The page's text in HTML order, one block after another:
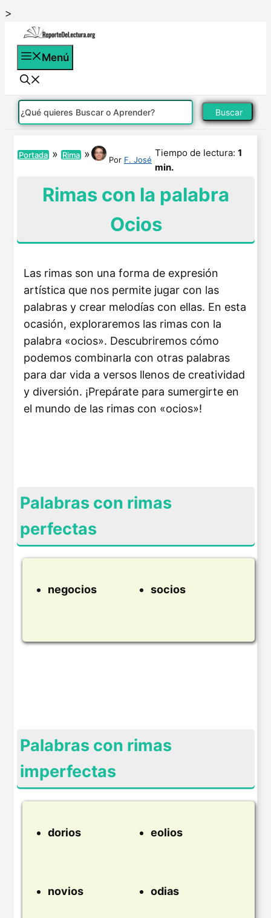
>
contenido
Menú
Buscar
Portada » Rima » Por F. José
Tiempo de lectura: 1
min.
Rimas con la palabra
Ocios
Las rimas son una forma de expresión
artística que nos permite jugar con las
palabras y crear melodías con ellas. En esta
ocasión, exploraremos las rimas con la
palabra «ocios». Descubriremos cómo
podemos combinarla con otras palabras
para dar vida a versos llenos de creatividad
y diversión. ¡Prepárate para sumergirte en
el mundo de las rimas con «ocios»!
Palabras con rimas
perfectas
negocios socios
Palabras con rimas
imperfectas
dorios eolios
novios odias